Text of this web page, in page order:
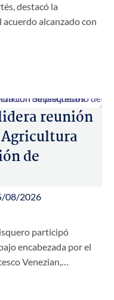
destacó la
alcanzado con
reunión
de
08/2026
participó
encabezada por el
Venezian,…